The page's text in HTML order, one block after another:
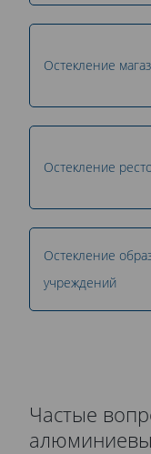
Остекление
Остекление
Остекление
учреждений
Частые